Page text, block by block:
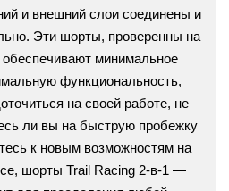
и внешний слои соединены и
Эти шорты, проверенны на
минимальное
функциональность,
на своей работе, не
ли вы на быструю пробежку
к новым возможностям на
шорты Trail Racing 2-в-1 —